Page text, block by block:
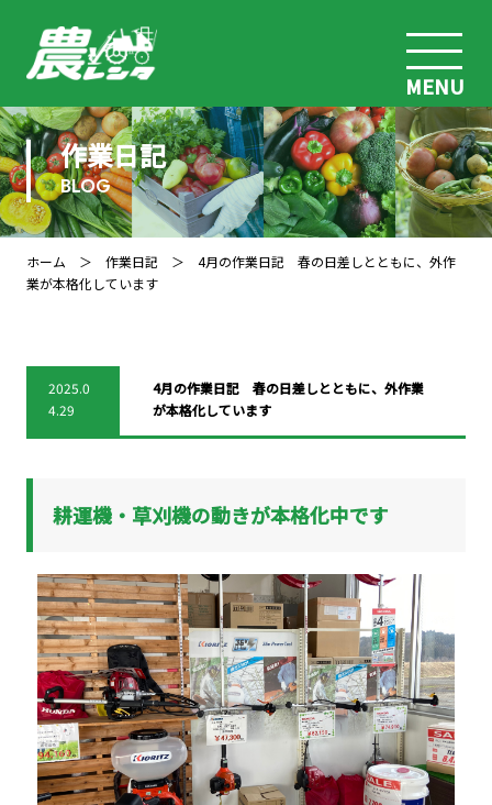
MENU
作業日記
BLOG
ホーム ＞ 作業日記 ＞ 4月の作業日記 春の日差しとともに、外作
業が本格化しています
2025.0
4.29
4月の作業日記 春の日差しとともに、外作業
が本格化しています
耕運機・草刈機の動きが本格化中です